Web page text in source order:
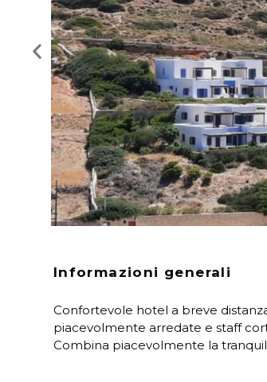
Informazioni generali
Confortevole hotel a breve
piacevolmente arredate e staff
Combina piacevolmente la